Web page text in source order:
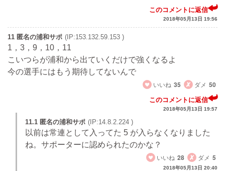
このコメントに返信
2018年05月13日 19:56
11 匿名の浦和サポ (IP:153.132.59.153 )
1，3，9，10，11
こいつらが浦和から出ていくだけで強くなるよ
今の選手にはもう期待してないんで
いいね 35 ダメ 50
このコメントに返信
2018年05月13日 19:57
11.1 匿名の浦和サポ (IP:14.8.2.224 )
以前は常連として入ってた 5 が入らなくなりました
ね。サポーターに認められたのかな？
いいね 28 ダメ 5
2018年05月13日 20:40